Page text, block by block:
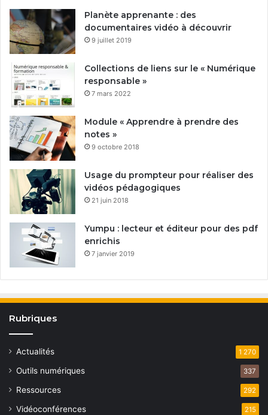
Planète apprenante : des
documentaires vidéo à découvrir
9 juillet 2019
Collections de liens sur le « Numérique
responsable »
7 mars 2022
Module « Apprendre à prendre des
notes »
9 octobre 2018
Usage du prompteur pour réaliser des
vidéos pédagogiques
21 juin 2018
Yumpu : lecteur et éditeur pour des pdf
enrichis
7 janvier 2019
Rubriques
Actualités 1 270
Outils numériques 337
Ressources 292
Vidéoconférences 215